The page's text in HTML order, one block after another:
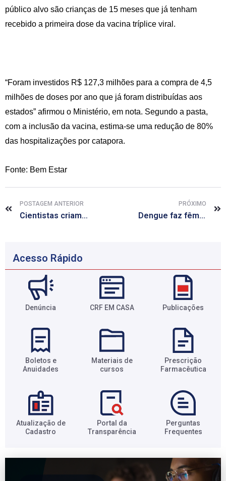
público alvo são crianças de 15 meses que já tenham
recebido a primeira dose da vacina tríplice viral.
“Foram investidos R$ 127,3 milhões para a compra de 4,5
milhões de doses por ano que já foram distribuídas aos
estados” afirmou o Ministério, em nota. Segundo a pasta,
com a inclusão da vacina, estima-se uma redução de 80%
das hospitalizações por catapora.
Fonte: Bem Estar
POSTAGEM ANTERIOR
Cientistas criam microcérebros com células-tronco para estudar doenças
PRÓXIMO
Dengue faz fêmea do mosquito ficar três vezes mais sedenta de sangue
Acesso Rápido
Denúncia CRF EM CASA Publicações
Boletos e
Anuidades​
Materiais de
cursos​
Prescrição
Farmacêutica​
Atualização de
Cadastro​
Portal da
Transparência​
Perguntas
Frequentes​